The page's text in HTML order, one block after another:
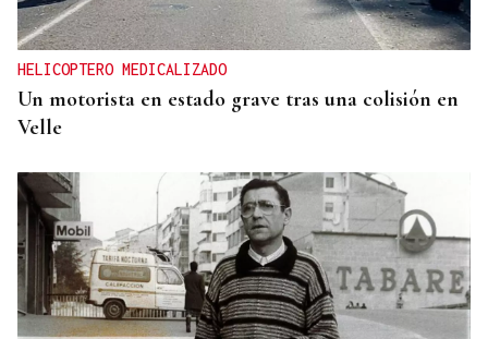
HELICOPTERO MEDICALIZADO
Un motorista en estado grave tras una colisión en
Velle